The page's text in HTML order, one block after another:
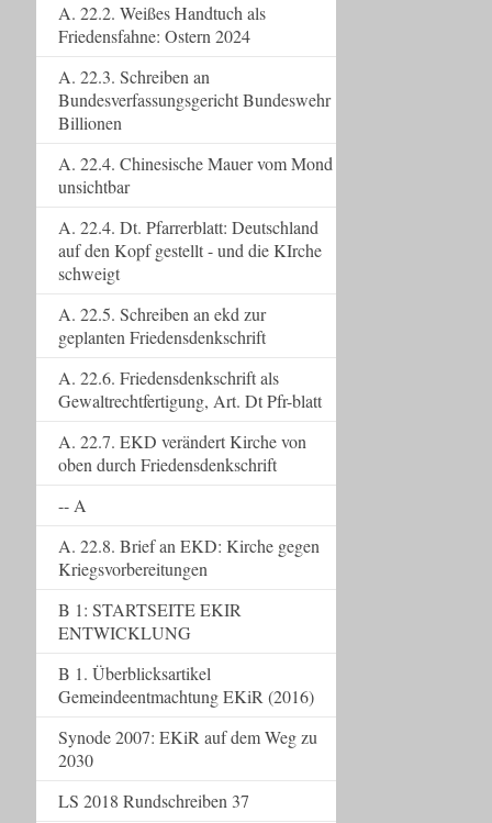
A. 22.2. Weißes Handtuch als
Friedensfahne: Ostern 2024
A. 22.3. Schreiben an
Bundesverfassungsgericht Bundeswehr
Billionen
A. 22.4. Chinesische Mauer vom Mond
unsichtbar
A. 22.4. Dt. Pfarrerblatt: Deutschland
auf den Kopf gestellt - und die KIrche
schweigt
A. 22.5. Schreiben an ekd zur
geplanten Friedensdenkschrift
A. 22.6. Friedensdenkschrift als
Gewaltrechtfertigung, Art. Dt Pfr-blatt
A. 22.7. EKD verändert Kirche von
oben durch Friedensdenkschrift
-- A
A. 22.8. Brief an EKD: Kirche gegen
Kriegsvorbereitungen
B 1: STARTSEITE EKIR
ENTWICKLUNG
B 1. Überblicksartikel
Gemeindeentmachtung EKiR (2016)
Synode 2007: EKiR auf dem Weg zu
2030
LS 2018 Rundschreiben 37